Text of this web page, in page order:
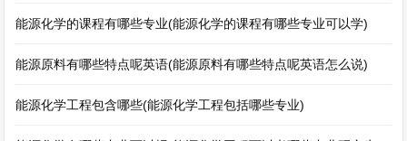
能源化学的课程有哪些专业(能源化学的课程有哪些专业可以学)
能源原料有哪些特点呢英语(能源原料有哪些特点呢英语怎么说)
能源化学工程包含哪些(能源化学工程包括哪些专业)